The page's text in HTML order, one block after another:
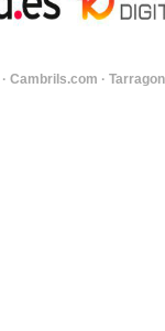
· Cambrils.com ·